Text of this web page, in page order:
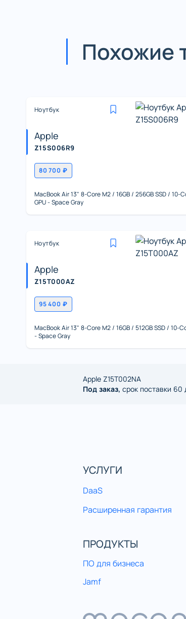
Похожие
Ноутбук
Apple
Z15S006R9
80 700 ₽
MacBook Air 13" 8-Core M2 / 16GB / 256GB SSD / 10-
GPU - Space Gray
Ноутбук
Apple
Z15T000AZ
95 400 ₽
MacBook Air 13" 8-Core M2 / 16GB / 512GB SSD / 10-
- Space Gray
Apple Z15T002NA
Под заказ, срок поставки 60
УСЛУГИ
DaaS
Расширенная гарантия
ПРОДУКТЫ
ПО для бизнеса
Jamf